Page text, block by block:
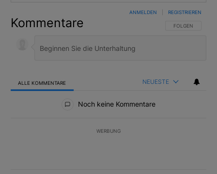
Kommentare FOLGE DIESER
FOLGEN
ANMELDEN REGISTRIEREN
ALLE KOMMENTARE NEUESTE
Noch keine Kommentare
WERBUNG